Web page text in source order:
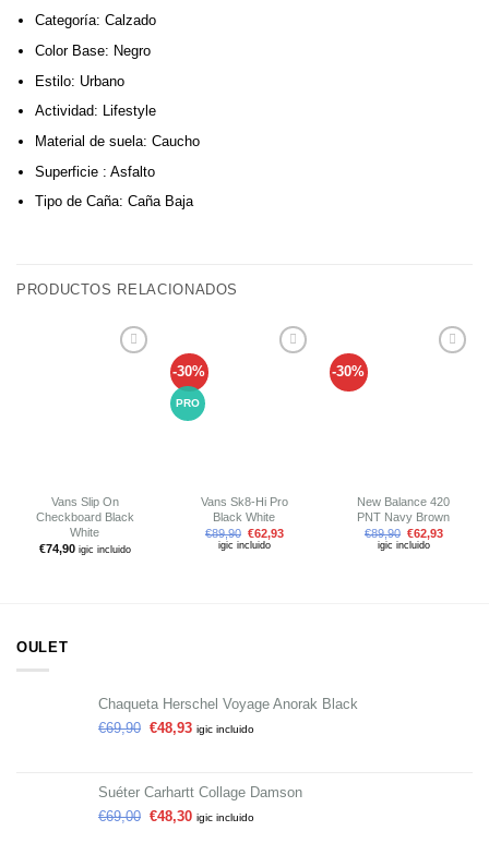
Categoría: Calzado
Color Base: Negro
Estilo: Urbano
Actividad: Lifestyle
Material de suela: Caucho
Superficie : Asfalto
Tipo de Caña: Caña Baja
PRODUCTOS RELACIONADOS
Vans Slip On
Checkboard Black
White
€74,90 igic incluido
-30%
PRO
Vans Sk8-Hi Pro
Black White
€89,90 €62,93
igic incluido
-30%
New Balance 420
PNT Navy Brown
€89,90 €62,93
igic incluido
OULET
Chaqueta Herschel Voyage Anorak Black
€69,90 €48,93 igic incluido
Suéter Carhartt Collage Damson
€69,00 €48,30 igic incluido